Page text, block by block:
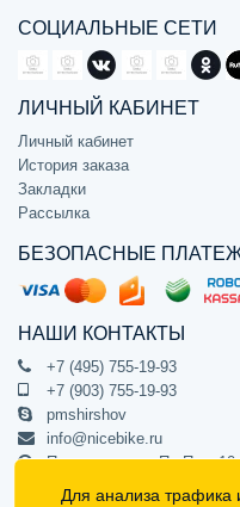
СОЦИАЛЬНЫЕ СЕТИ
ЛИЧНЫЙ КАБИНЕТ
Личный кабинет
История заказа
Закладки
Рассылка
БЕЗОПАСНЫЕ
НАШИ КОНТАКТЫ
+7 (495) 755-19-93
+7 (903) 755-19-93
pmshirshov
info@nicebike.ru
Прием звонков Пн-Пт с
ПВЗ Пн-Пт с 10:00 до 20:00
Для анализа трафика